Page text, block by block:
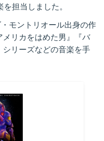
担当しました。
モントリオール出身の作
リカをはめた男』『バ
リーズなどの音楽を手